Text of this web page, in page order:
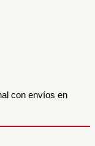
con envíos en